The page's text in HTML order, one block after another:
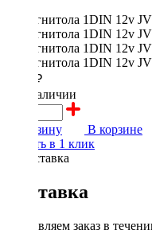
7500 ₽
в наличии
В корзину
В корзине
Купить в 1 клик
Доставка
Доставляем заказ в